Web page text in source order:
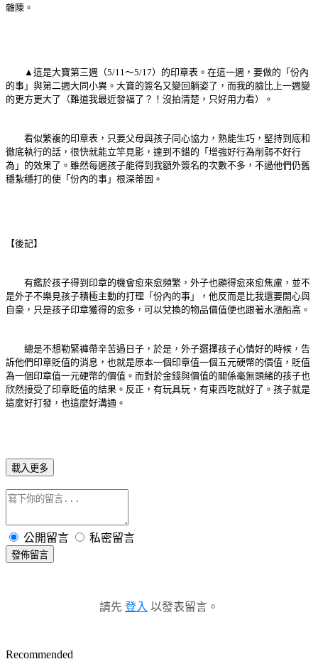
雜陳。
▲這是大寶第三週（5/11～5/17）的印章表。在這一週，要做的「份內
的事」與第二週大同小異。大寶的簽名又變回躺姿了，而我的臉比上一週變
的更方更大了（難道我最近發福了？！沒拍清楚，只好用力看）。
看似繁複的印章表，只要父母與孩子同心協力，熟能生巧，堅持到底和
徹底執行的話，很快就能立竿見影，達到不錯的「增強好行為削弱不好行
為」的效果了。雖然每週孩子能得到我額外簽名的次數不多，不過他們仍舊
穩紮穩打的使「份內的事」根深蒂固。
【後記】
有鑑於孩子得到印章的機會愈來愈頻繁，外子也顯得愈來愈焦慮，並不
是外子不樂見孩子積極主動的打理「份內的事」，他反而是比我還要開心與
自豪，只是孩子印章獲得的愈多，可以兌換的物品價值便也跟著水漲船高。
總是不想勒緊褲帶辛苦過日子，於是，外子選擇孩子心情好的時候，告
訴他們印章貶值的消息，也就是原本一個印章值一個五元硬幣的價值，貶值
為一個印章值一元硬幣的價值。而對於金錢與價值的關係毫無頭緒的孩子也
欣然接受了印章眨值的結果。反正，有玩具玩，有東西吃就好了。孩子就是
這麼好打發，也這麼好溝通。
載入更多
公開留言 私密留言
發佈留言
請先 登入 以發表留言。
Recommended